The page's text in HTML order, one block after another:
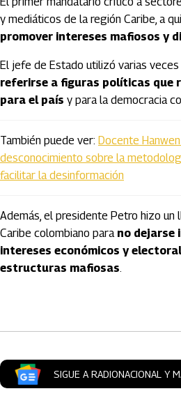
y mediáticos de la región Caribe, a
promover intereses mafiosos y
El jefe de Estado utilizó varias
referirse a figuras políticas que
para el país y para la democracia
También puede ver: Docente
desconocimiento sobre la
facilitar la desinformación
Además, el presidente Petro hizo un
Caribe colombiano parano dejarse
intereses económicos y
estructuras mafiosas.
SIGUE A RADIONACIONAL Y